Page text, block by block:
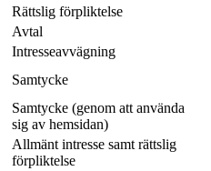
Rättslig förpliktelse
Avtal
Intresseavvägning
Samtycke
Samtycke (genom att använda
sig av hemsidan)
Allmänt intresse samt rättslig
förpliktelse